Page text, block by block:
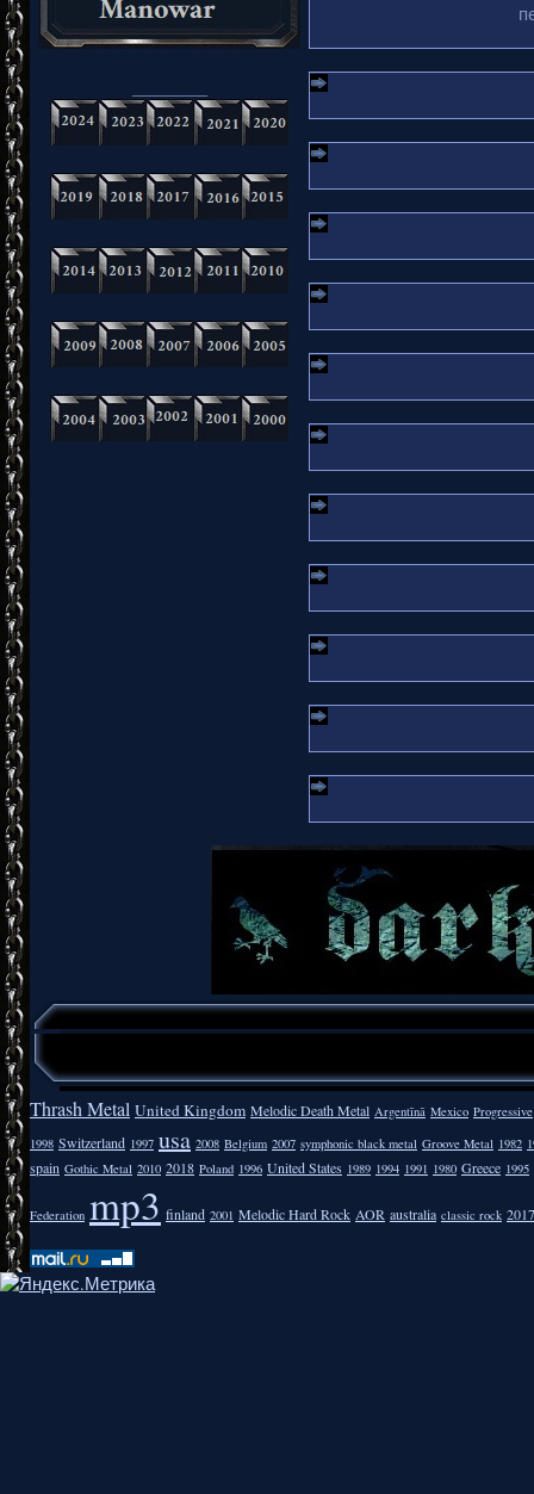
Thrash Metal United Kingdom Melodic Death Metal Argentīnā Mexico Progressive
1998 Switzerland 1997 usa 2008 Belgium 2007 symphonic black metal Groove Metal 1982
spain Gothic Metal 2010 2018 Poland 1996 United States 1989 1994 1991 1980 Greece 1995
Federation mp3 finland 2001 Melodic Hard Rock AOR australia classic rock 2017